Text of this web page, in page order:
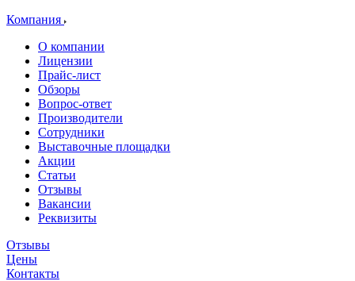
Компания
О компании
Лицензии
Прайс-лист
Обзоры
Вопрос-ответ
Производители
Сотрудники
Выставочные площадки
Акции
Статьи
Отзывы
Вакансии
Реквизиты
Отзывы
Цены
Контакты